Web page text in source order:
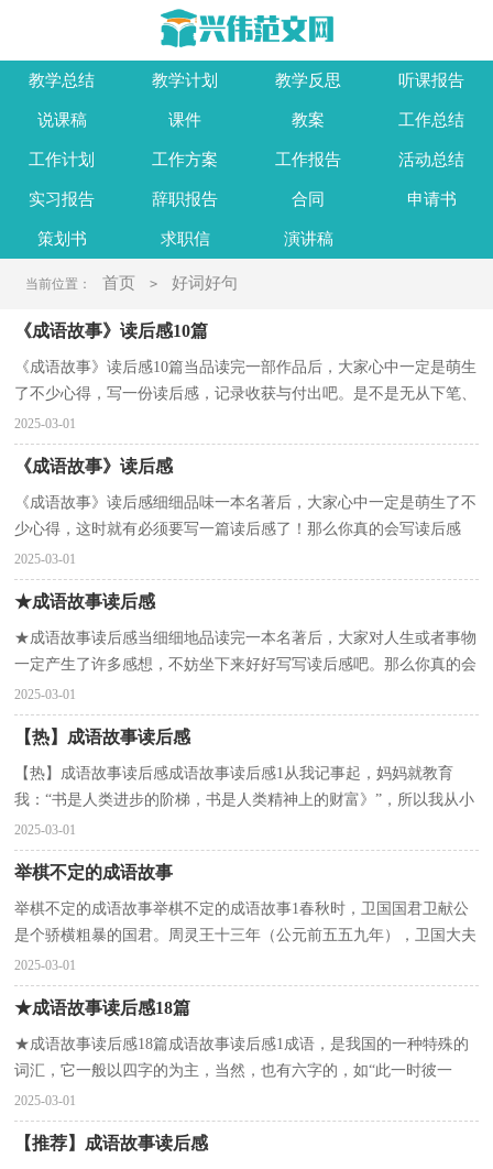
教学总结 教学计划 教学反思 听课报告
说课稿 课件 教案 工作总结
工作计划 工作方案 工作报告 活动总结
实习报告 辞职报告 合同 申请书
策划书 求职信 演讲稿
当前位置： 首页 > 好词好句
《成语故事》读后感10篇
《成语故事》读后感10篇当品读完一部作品后，大家心中一定是萌生
了不少心得，写一份读后感，记录收获与付出吧。是不是无从下笔、
没有头绪？以下是小编为大家整理的《成语故事》读后...
2025-03-01
《成语故事》读后感
《成语故事》读后感细细品味一本名著后，大家心中一定是萌生了不
少心得，这时就有必须要写一篇读后感了！那么你真的会写读后感
吗？下面是小编收集整理的《成语故事》读后感，欢迎阅读...
2025-03-01
★成语故事读后感
★成语故事读后感当细细地品读完一本名著后，大家对人生或者事物
一定产生了许多感想，不妨坐下来好好写写读后感吧。那么你真的会
写读后感吗？以下是小编为大家收集的成语故事读后...
2025-03-01
【热】成语故事读后感
【热】成语故事读后感成语故事读后感1从我记事起，妈妈就教育
我：“书是人类进步的阶梯，书是人类精神上的财富》”，所以我从小
养成爱看书的习惯。我看过的书有很多，如《西游记》、...
2025-03-01
举棋不定的成语故事
举棋不定的成语故事举棋不定的成语故事1春秋时，卫国国君卫献公
是个骄横粗暴的国君。周灵王十三年（公元前五五九年），卫国大夫
孙文子和宁惠子用军事政变的手段把卫献公赶下了台。...
2025-03-01
★成语故事读后感18篇
★成语故事读后感18篇成语故事读后感1成语，是我国的一种特殊的
词汇，它一般以四字的为主，当然，也有六字的，如“此一时彼一
时”等，也有八字的，如“不入虎穴，焉得虎子”、“八仙过海，各...
2025-03-01
【推荐】成语故事读后感